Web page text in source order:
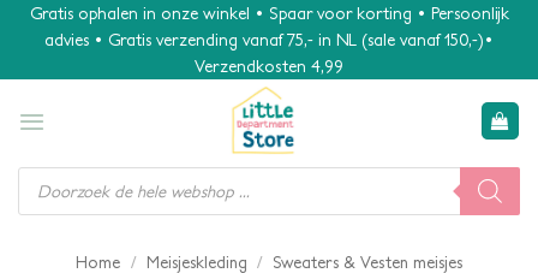
Gratis ophalen in onze winkel • Spaar voor korting • Persoonlijk
advies • Gratis verzending vanaf 75,- in NL (sale vanaf 150,-)•
Verzendkosten 4,99
Producten
zoeken
Home / Meisjeskleding / Sweaters & Vesten meisjes